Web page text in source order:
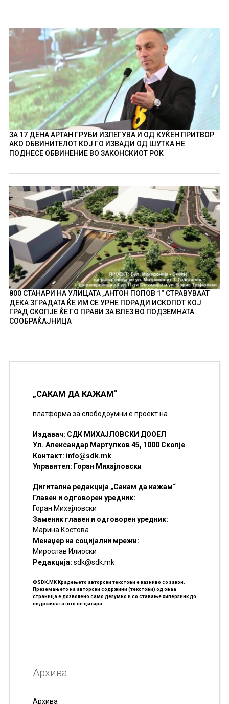
ЗА 17 ДЕНА АРТАН ГРУБИ ИЗЛЕГУВА И ОД КУЌЕН ПРИТВОР
АКО ОБВИНИТЕЛОТ КОЈ ГО ИЗВАДИ ОД ШУТКА НЕ
ПОДНЕСЕ ОБВИНЕНИЕ ВО ЗАКОНСКИОТ РОК
800 СТАНАРИ НА УЛИЦАТА „АНТОН ПОПОВ 1“ СТРАВУВААТ
ДЕКА ЗГРАДАТА ЌЕ ИМ СЕ УРНЕ ПОРАДИ ИСКОПОТ КОЈ
ГРАД СКОПЈЕ ЌЕ ГО ПРАВИ ЗА ВЛЕЗ ВО ПОДЗЕМНАТА
СООБРАЌАЈНИЦА
„САКАМ ДА КАЖАМ“
платформа за слободоумни е проект на
Издавач: СДК МИХАЈЛОВСКИ ДООЕЛ
Ул. Александар Мартулков 45, 1000 Скопје
Контакт: info@sdk.mk
Управител: Горан Михајловски
Дигитална редакција „Сакам да кажам“
Главен и одговорен уредник:
Горан Михајловски
Заменик главен и одговорен уредник:
Марина Костова
Менаџер на социјални мрежи:
Мирослав Илиоски
Редакцијa: sdk@sdk.mk
©SDK.MK Крадењето авторски текстови е казниво со закон.
Преземањето на авторски содржини (текстови) од оваа
страница е дозволено само делумно и со ставање хиперлинк до
содржината што се цитира
Архива
Архива